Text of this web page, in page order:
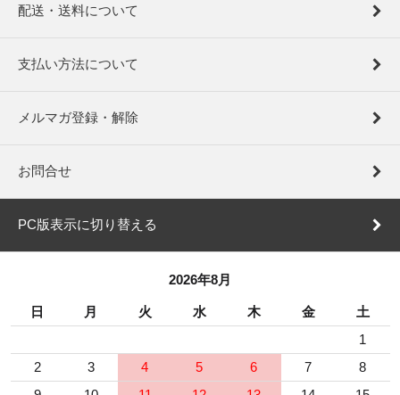
配送・送料について
支払い方法について
メルマガ登録・解除
お問合せ
PC版表示に切り替える
2026年8月
日 月 火 水 木 金
土
1
2
3 4 5 6 7
8